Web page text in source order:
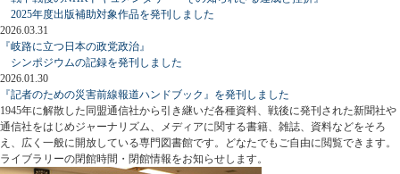
2025年度出版補助対象作品を発刊しました
2026.03.31
『岐路に立つ日本の政党政治』
シンポジウムの記録を発刊しました
2026.01.30
『記者のための災害前線報道ハンドブック』を発刊しました
1945年に解散した同盟通信社から引き継いだ各種資料、戦後に発刊された新聞社や
通信社をはじめジャーナリズム、メディアに関する書籍、雑誌、資料などをそろ
え、広く一般に開放している専門図書館です。どなたでもご自由に閲覧できます。
ライブラリーの閉館時間・閉館情報をお知らせします。